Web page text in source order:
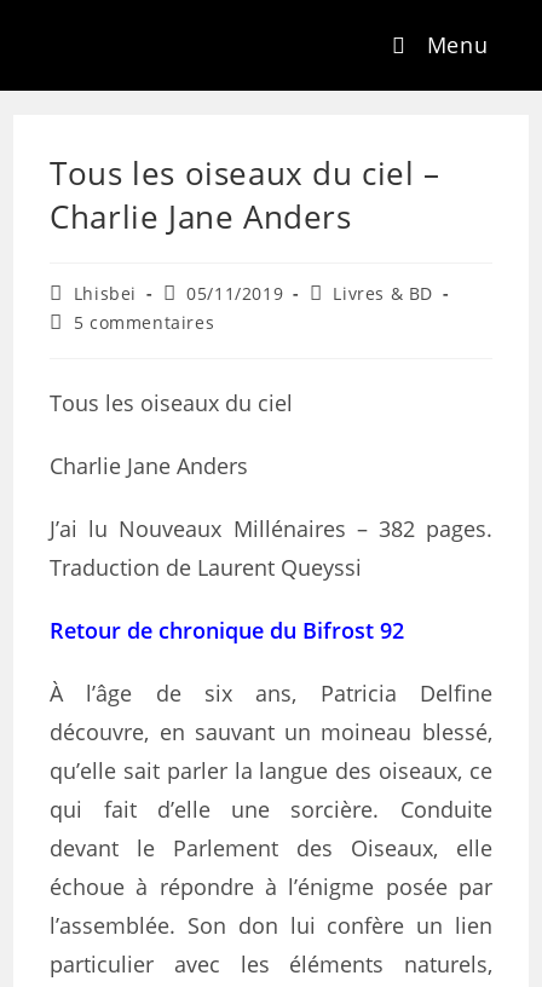
Menu
Tous les oiseaux du ciel –
Charlie Jane Anders
Lhisbei 05/11/2019
Livres & BD
5 commentaires
Tous les oiseaux du ciel
Charlie Jane Anders
J’ai lu Nouveaux Millénaires – 382 pages.
Traduction de Laurent Queyssi
Retour de chronique du Bifrost 92
À l’âge de six ans, Patricia Delfine
découvre, en sauvant un moineau blessé,
qu’elle sait parler la langue des oiseaux, ce
qui fait d’elle une sorcière. Conduite
devant le Parlement des Oiseaux, elle
échoue à répondre à l’énigme posée par
l’assemblée. Son don lui confère un lien
particulier avec les éléments naturels,